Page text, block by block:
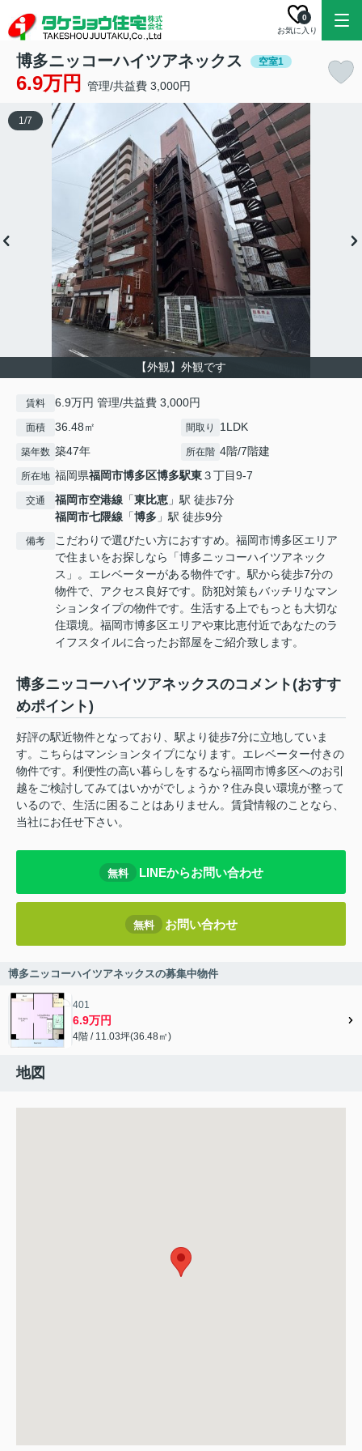
お気に入り
0
博多ニッコーハイツアネックス 空室1
6.9万円 管理/共益費 3,000円
【外観】外観です
1/7
賃料 6.9万円 管理/共益費 3,000円
面積 36.48㎡ 間取り 1LDK
築年数 築47年 所在階 4階/7階建
所在地 福岡県福岡市博多区博多駅東３丁目9-7
交通 福岡市空港線 「東比恵 」駅 徒歩7分
福岡市七隈線 「博多 」駅 徒歩9分
備考
こだわりで選びたい方におすすめ。福岡市博多区エリア
で住まいをお探しなら「博多ニッコーハイツアネック
ス」。エレベーターがある物件です。駅から徒歩7分の
物件で、アクセス良好です。防犯対策もバッチリなマン
ションタイプの物件です。生活する上でもっとも大切な
住環境。福岡市博多区エリアや東比恵付近であなたのラ
イフスタイルに合ったお部屋をご紹介致します。
博多ニッコーハイツアネックスのコメント(おすす
めポイント)
好評の駅近物件となっており、駅より徒歩7分に立地していま
す。こちらはマンションタイプになります。エレベーター付きの
物件です。利便性の高い暮らしをするなら福岡市博多区へのお引
越をご検討してみてはいかがでしょうか？住み良い環境が整って
いるので、生活に困ることはありません。賃貸情報のことなら、
当社にお任せ下さい。
無料 LINEからお問い合わせ
無料 お問い合わせ
博多ニッコーハイツアネックスの募集中物件
401
6.9万円
4階 / 11.03坪(36.48㎡)
地図